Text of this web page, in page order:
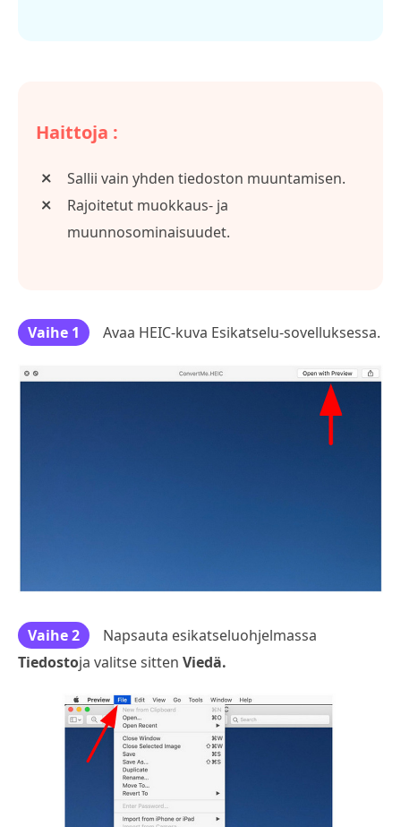
Haittoja :
Sallii vain yhden tiedoston muuntamisen.
Rajoitetut muokkaus- ja
muunnosominaisuudet.
Vaihe 1 Avaa HEIC-kuva Esikatselu-sovelluksessa.
Vaihe 2
Napsauta esikatseluohjelmassa
Tiedostoja valitse sitten Viedä.